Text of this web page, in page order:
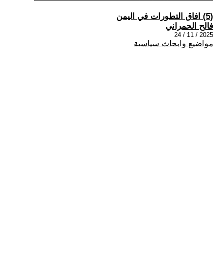
(5) افاق التطورات في اليمن
فالح الحمراني
2025 / 11 / 24
مواضيع وابحاث سياسية